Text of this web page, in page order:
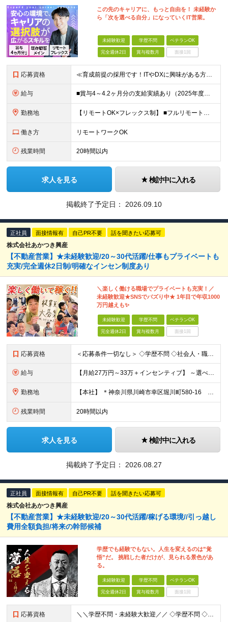
この先のキャリアに、もっと自由を！ 未経験か
ら「次を選べる自分」になっていくIT営業。
未経験歓迎 学歴不問 ベテランOK
完全週休2日 賞与複数月 面接1回
応募資格 ≪育成前提の採用です！ITやDXに興味がある方歓迎≫ ■職種・業種未経験OK ■第二新卒歓迎 ■学歴不問 ※必要な専門知識やスキルはありません！ ━━━━━━━━━━━━ こんな方はぜひご応募くださ
給与 ■賞与4～4.2ヶ月分の支給実績あり（2025年度） ■決算賞与も4年連続で支給 ■住宅手当月2万円 月給24万円～35万円＋賞与年2回(+決算賞与)＋諸手当 ┃豊富な手当と嬉しい待遇あり ━━━
勤務地 【リモートOK×フレックス制】 ■フルリモートもあり ■2025年12月移転の新しい築地オフィス ■転勤なし ＜本社＞ 東京都中央区明石町8-1聖路加タワー41階 （変更の範囲）当社関連勤務地
働き方 リモートワークOK
残業時間 20時間以内
求人を見る 検討中に入れる
掲載終了予定日： 2026.09.10
正社員 面接情報有 自己PR不要 話を聞きたい応募可
株式会社あかつき興産
【不動産営業】★未経験歓迎/20～30代活躍/仕事もプライベートも
充実/完全週休2日制/明確なインセン制度あり
＼楽しく働ける職場でプライベートも充実！／
未経験歓迎★SNSでバズり中★ 1年目で年収1000
万円越えも✨
未経験歓迎 学歴不問 ベテランOK
完全週休2日 賞与複数月 面接1回
応募資格 ＜応募条件一切なし＞ ◇学歴不問 ◇社会⼈・職種・業種未経験歓迎 ◇基本的なPCスキルをお持ちの⽅
給与 【⽉給27万円～33万＋インセンティブ】 ～選べる給与制度～ 固定給とインセンティブの割合を選択することが可能◎ ⾯接時にご相談可能です！ ￣￣￣￣￣￣￣￣￣￣￣￣￣￣￣￣￣￣￣ 月収27万円の場合
勤務地 【本社】 ＊神奈川県川崎市幸区堀川町580-16 川崎テックセンター9階 ※転勤はありません ※受動喫煙対策あり(オフィス内分煙)
残業時間 20時間以内
求人を見る 検討中に入れる
掲載終了予定日： 2026.08.27
正社員 面接情報有 自己PR不要 話を聞きたい応募可
株式会社あかつき興産
【不動産営業】★未経験歓迎/20～30代活躍/稼げる環境//引っ越し
費用全額負担/将来の幹部候補
学歴でも経験でもない。人生を変えるのは”覚
悟”だ。 挑戦した者だけが、見られる景色があ
る。
未経験歓迎 学歴不問 ベテランOK
完全週休2日 賞与複数月 面接1回
応募資格 ＼＼学歴不問・未経験大歓迎／／ ◇学歴不問 ◇社会⼈・職種・業種未経験大歓迎 ☆ー・ー・ー・ー・ー・ー・ー・ー・ー・ー・ー☆ 「今の人生を変えたい。」「本気で稼ぎたい。」 面接ではその想いを